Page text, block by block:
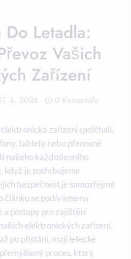
Letadla:
Vašich
Zařízení
17. 4. 2026 0 Komentáře
zařízení spoléhali,
tablety nebo přenosné
našeho každodenního
když je potřebujeme
bezpečnost je samozřejmě
se podíváme na
a postupy pro zajištění
elektronických zařízení.
po přistání, mají letecké
proces, který